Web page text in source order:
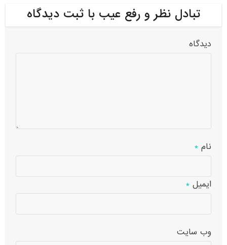
تبادل نظر و رفع عیب با ثبت دیدگاه
دیدگاه
نام*
ایمیل*
وب‌ سایت